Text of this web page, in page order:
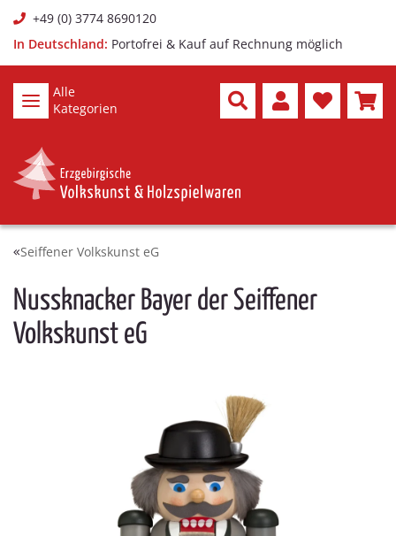
+49 (0) 3774 8690120
In Deutschland: Portofrei & Kauf auf Rechnung möglich
Alle
Kategorien
Seiffener Volkskunst eG
Nussknacker Bayer der Seiffener
Volkskunst eG